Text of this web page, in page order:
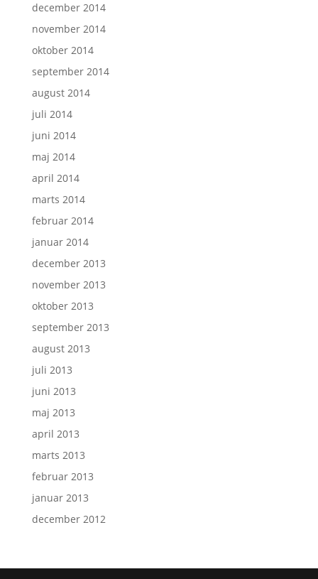
december 2014
november 2014
oktober 2014
september 2014
august 2014
juli 2014
juni 2014
maj 2014
april 2014
marts 2014
februar 2014
januar 2014
december 2013
november 2013
oktober 2013
september 2013
august 2013
juli 2013
juni 2013
maj 2013
april 2013
marts 2013
februar 2013
januar 2013
december 2012